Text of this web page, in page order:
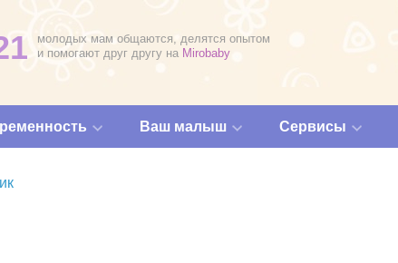
молодых мам общаются, делятся опытом
и помогают друг другу на Mirobaby
Ваш малыш Сервисы